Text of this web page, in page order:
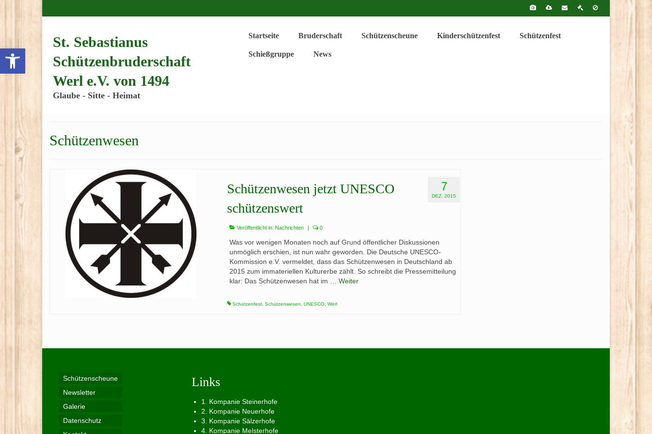
Werkzeugleiste öffnen
St. Sebastianus
Schützenbruderschaft
Werl e.V. von 1494
Glaube - Sitte - Heimat
Startseite Bruderschaft Schützenscheune Kinderschützenfest Schützenfest
Schießgruppe News
Schützenwesen
7
DEZ. 2015
Schützenwesen jetzt UNESCO
schützenswert
Veröffentlicht in: Nachrichten | 0
Was vor wenigen Monaten noch auf Grund öffentlicher Diskussionen
unmöglich erschien, ist nun wahr geworden. Die Deutsche UNESCO-
Kommission e.V. vermeldet, dass das Schützenwesen in Deutschland ab
2015 zum immateriellen Kulturerbe zählt. So schreibt die Pressemitteilung
klar: Das Schützenwesen hat im … Weiter
Schützenfest, Schützenwesen UNESCO, Werl
Schützenscheune
Newsletter
Galerie
Datenschutz
Links
1. Kompanie Steinerhofe
2. Kompanie Neuerhofe
3. Kompanie Sälzerhofe
4. Kompanie Melsterhofe